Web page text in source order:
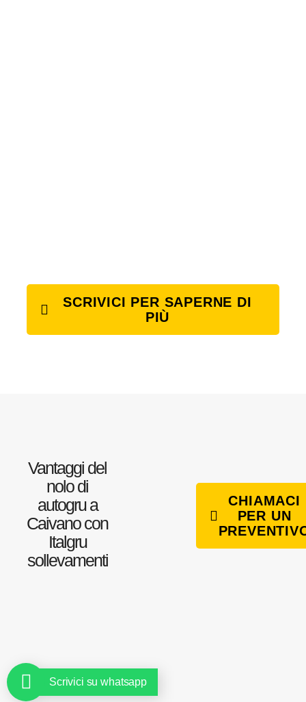
SCRIVICI PER SAPERNE DI
PIÙ
Vantaggi del
nolo di
autogru a
Caivano con
Italgru
sollevamenti
CHIAMACI
PER UN
Scrivici su whatsapp